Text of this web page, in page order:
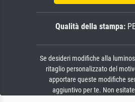
Qualità della stampa:
Se desideri modifiche alla
ritaglio personalizzato del
apportare queste modifiche
aggiuntivo per te. Non